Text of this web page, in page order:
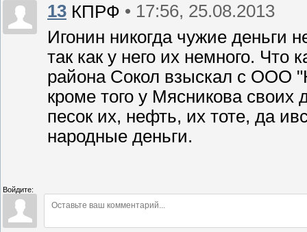
13 КПРФ • 17:56, 25.08.2013
Игонин никогда чужие деньги
так как у него их немного. Что
района Сокол взыскал с ООО
кроме того у Мясникова своих
песок их, нефть, их тоте, да
народные деньги.
Войдите: